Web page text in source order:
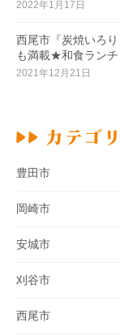
2022年1月17日
西尾市『炭焼いろ
も満載★和食ランチ
2021年12月21日
豊田市
岡崎市
安城市
刈谷市
西尾市